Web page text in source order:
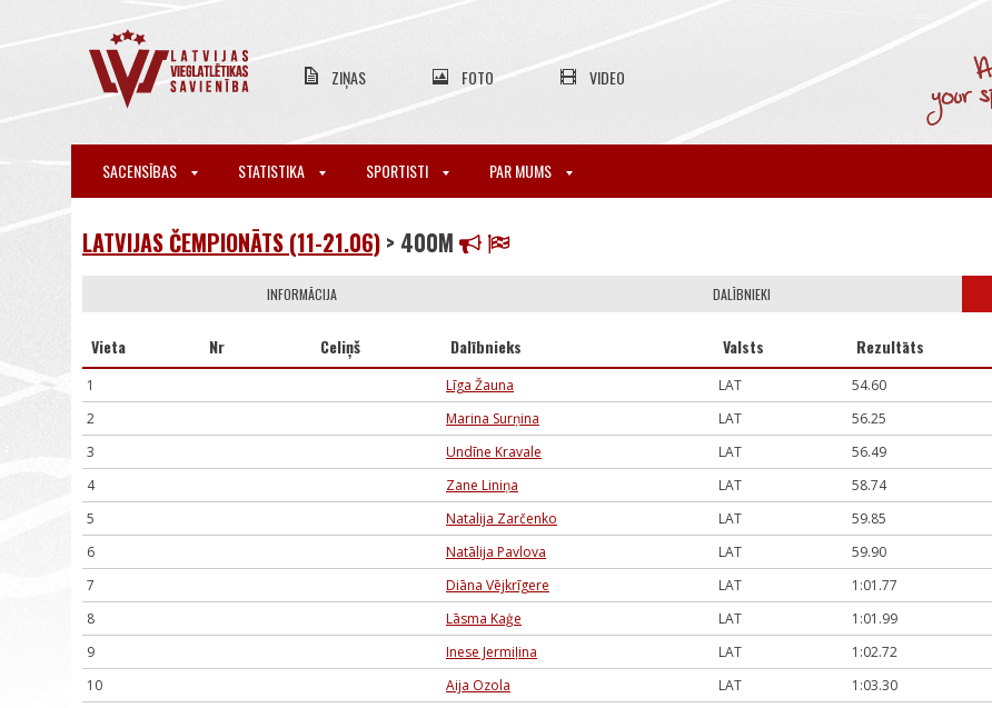
ZIŅAS FOTO VIDEO
SACENSĪBAS STATISTIKA SPORTISTI PAR MUMS
LATVIJAS ČEMPIONĀTS (11-21.06) > 400M
INFORMĀCIJA DALĪBNIEKI
Vieta Nr Celiņš Dalībnieks Valsts Rezultāts
1 Līga Žauna LAT 54.60
2
Marina Surņina LAT 56.25
3
Undīne Kravale LAT 56.49
4
Zane Liniņa LAT 58.74
5
Natalija Zarčenko LAT 59.85
6
Natālija Pavlova LAT 59.90
7
Diāna Vējkrīgere LAT 1:01.77
8
Lāsma Kaģe LAT 1:01.99
9
Inese Jermiļina LAT 1:02.72
10
Aija Ozola LAT 1:03.30